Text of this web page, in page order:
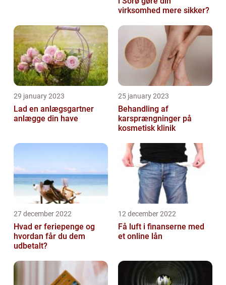
virksomhed mere sikker?
29 january 2023
Lad en anlægsgartner
anlægge din have
25 january 2023
Behandling af
karsprængninger på
kosmetisk klinik
27 december 2022
Hvad er feriepenge og
hvordan får du dem
udbetalt?
12 december 2022
Få luft i finanserne med
et online lån